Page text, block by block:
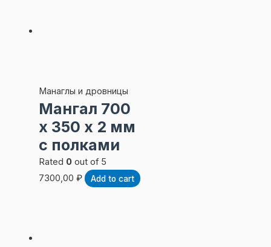
Манаглы и дровницы
Мангал 700
х 350 х 2 мм
с полками
Rated 0out of 5
7300,00 ₽ Add to cart